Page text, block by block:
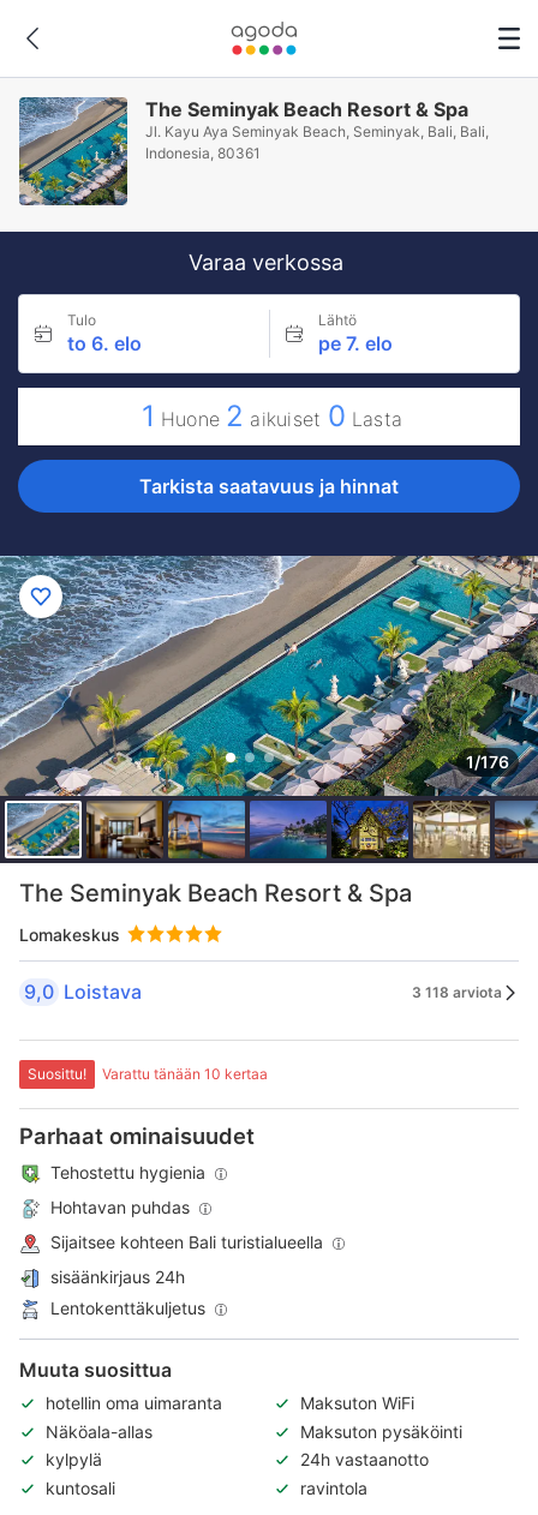
The Seminyak Beach Resort & Spa
Jl. Kayu Aya Seminyak Beach, Seminyak, Bali, Bali,
Indonesia, 80361
Varaa verkossa
Tulo
to 6. elo
Lähtö
pe 7. elo
1 Huone 2 aikuiset 0 Lasta
Tarkista saatavuus ja hinnat
1/176
The Seminyak Beach Resort & Spa
Lomakeskus
9,0 Loistava 3 118 arviota
Suosittu! Varattu tänään 10 kertaa
Parhaat ominaisuudet
Tehostettu hygienia
Hohtavan puhdas
Sijaitsee kohteen Bali turistialueella
sisäänkirjaus 24h
Lentokenttäkuljetus
Muuta suosittua
hotellin oma uimaranta
Maksuton WiFi
Näköala-allas
Maksuton pysäköinti
kylpylä
24h vastaanotto
kuntosali
ravintola